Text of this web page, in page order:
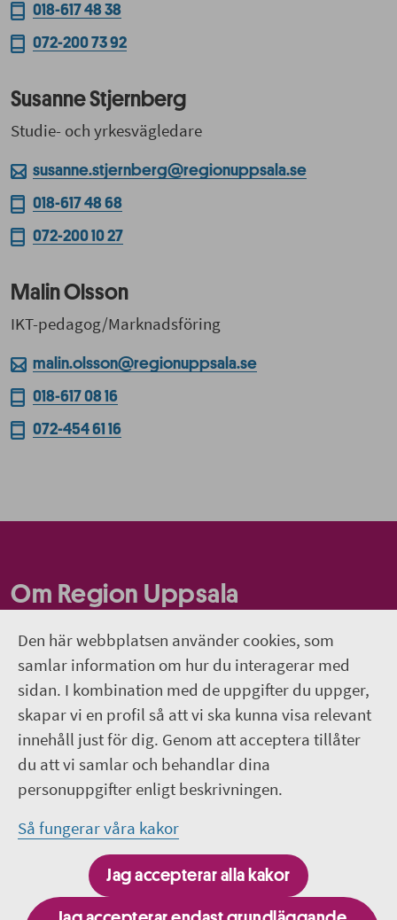
Den här webbplatsen använder cookies, som
samlar information om hur du interagerar med
sidan. I kombination med de uppgifter du uppger,
skapar vi en profil så att vi ska kunna visa relevant
innehåll just för dig. Genom att acceptera tillåter
du att vi samlar och behandlar dina
personuppgifter enligt beskrivningen.
Så fungerar våra kakor
Jag accepterar alla kakor
018-617 48 38
072-200 73 92
Susanne Stjernberg
Studie- och yrkesvägledare
susanne.stjernberg@regionuppsala.se
018-617 48 68
072-200 10 27
Malin Olsson
IKT-pedagog/Marknadsföring
malin.olsson@regionuppsala.se
018-617 08 16
072-454 61 16
Om Region Uppsala
Om webbplatsen
018-611 66 50
rufhsk@regionuppsala.se
Följ oss i sociala medier
Instagram
Facebook